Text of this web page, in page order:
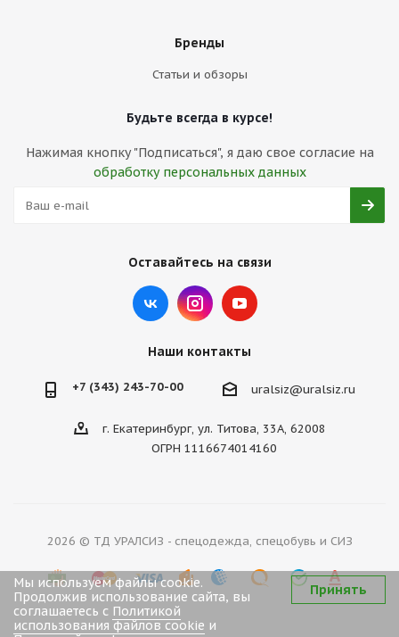
Бренды
Статьи и обзоры
Будьте всегда в курсе!
Нажимая кнопку "Подписаться", я даю свое согласие на
обработку персональных данных
Оставайтесь на связи
Наши контакты
+7 (343) 243-70-00 uralsiz@uralsiz.ru
г. Екатеринбург, ул. Титова, 33А, 62008
ОГРН 1116674014160
2026 © ТД УРАЛСИЗ - спецодежда, спецобувь и СИЗ
Мы используем файлы cookie.
Продолжив использование сайта, вы
соглашаетесь с Политикой
использования файлов cookie и
Принять